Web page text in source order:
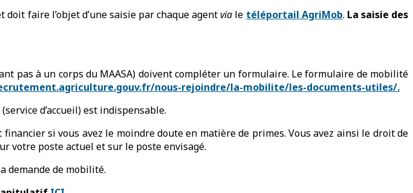
doit faire l’objet d’une saisie par chaque agentvia le téléportail AgriMob. La saisie des
pas à un corps du MAASA) doivent compléter un formulaire. Le formulaire de mobilité
nous-rejoindre/la-mobilite/les-documents-utiles/.
d’accueil) est indispensable.
financier si vous avez le moindre doute en matière de primes. Vous avez ainsi le droit de
votre poste actuel et sur le poste envisagé.
demande de mobilité.